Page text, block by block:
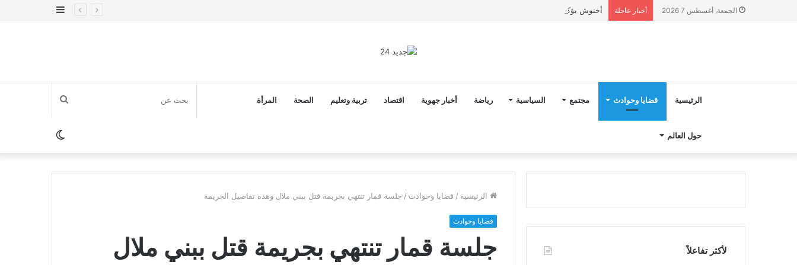
الجمعة, أغسطس 7 2026 أخبار عاجلة أخنوش يؤكد في المذكرة التوجيهية حول ميزانية 2027 أن ثوابت العدالة الاجتماعية والمجالية خيار استراتيجي للبلاد
إضافة
الرئيسية قضايا وحوادث مجتمع السياسية رياضة أخبار جهوية اقتصاد تربية وتعليم الصحة المرأة
حول العالم
بحث
عنالوضع
المظلم
الرئيسية / قضايا وحوادث / جلسة قمار تنتهي بجريمة قتل ببني ملال وهذه تفاصيل الجريمة
قضايا وحوادث
جلسة قمار تنتهي بجريمة قتل ببني ملال
لأكثر تفاعلاً